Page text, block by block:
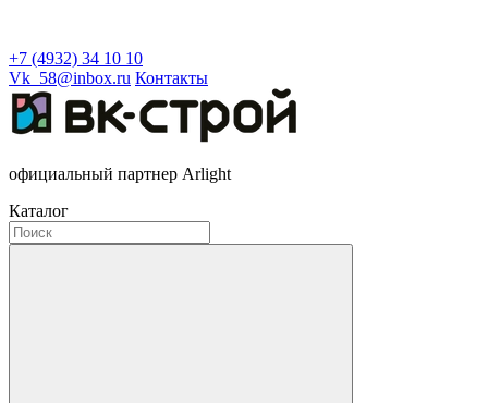
+7 (4932) 34 10 10
Vk_58@inbox.ru Контакты
официальный партнер Arlight
Каталог